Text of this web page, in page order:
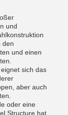
und
den
und einen
sich das
aber auch
oder eine
Structure hat